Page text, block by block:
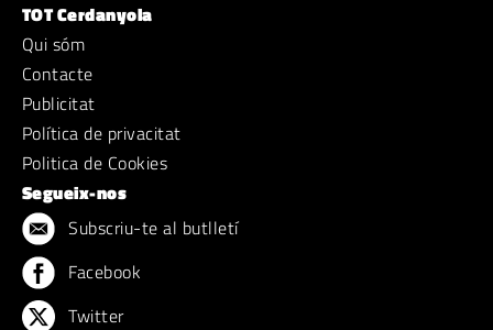
TOT Cerdanyola
Qui sóm
Contacte
Publicitat
Política de privacitat
Politica de Cookies
Segueix-nos
Subscriu-te al butlletí
Facebook
Twitter